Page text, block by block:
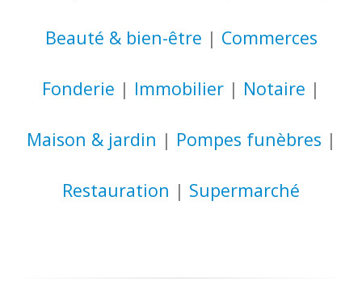
Beauté & bien-être | Commerces
Fonderie | Immobilier | Notaire |
Maison & jardin | Pompes funèbres |
Restauration | Supermarché